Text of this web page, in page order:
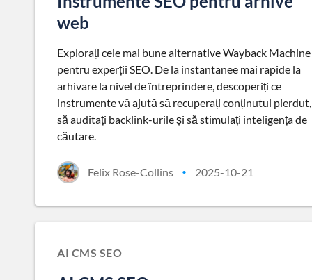
web
Explorați cele mai bune alternative Wayback Machine
pentru experții SEO. De la instantanee mai rapide la
arhivare la nivel de întreprindere, descoperiți ce
instrumente vă ajută să recuperați conținutul pierdut,
să auditați backlink-urile și să stimulați inteligența de
căutare.
Felix Rose-Collins • 2025-10-21
AI CMS SEO